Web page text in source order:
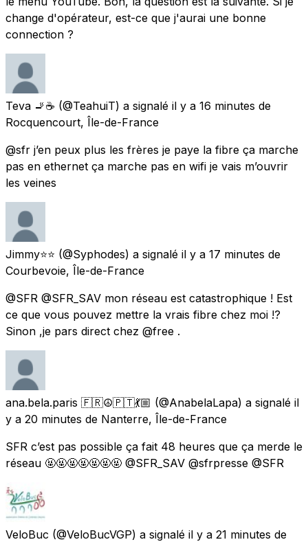
change d'opérateur, est-ce que j'aurai une bonne
connection ?
Teva 🚬☕️ (@TeahuiT) a signalé il y a 16 minutes de
Rocquencourt, Île-de-France
@sfr j’en peux plus les frères je paye la fibre ça marche
pas en ethernet ça marche pas en wifi je vais m’ouvrir
les veines
Jimmy⭐⭐ (@Syphodes) a signalé il y a 17 minutes de
Courbevoie, Île-de-France
@SFR @SFR_SAV mon réseau est catastrophique ! Est
ce que vous pouvez mettre la vrais fibre chez moi !?
Sinon ,je pars direct chez @free .
ana.bela.paris 🇫🇷☮️🇵🇹💃🏼 (@AnabelaLapa) a signalé il
y a 20 minutes de Nanterre, Île-de-France
SFR c’est pas possible ça fait 48 heures que ça merde le
réseau 🤬🤬🤬🤬🤬🤬🤬 @SFR_SAV @sfrpresse @SFR
VeloBuc (@VeloBucVGP) a signalé il y a 21 minutes de